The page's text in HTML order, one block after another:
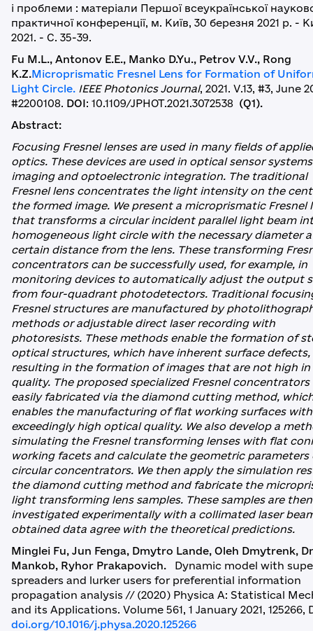
і проблеми : матеріали Першої всеукраїнської
практичної конференції, м. Київ, 30 березня 2021 р. -
2021. - C. 35-39.
Fu M.L., Antonov E.E., Manko D.Yu., Petrov V.V., Rong
K.Z.Microprismatic Fresnel Lens for Formation of
Light Circle. IEEE Photonics Journal, 2021. V.13, #3, June
#2200108. DOI: 10.1109/JPHOT.2021.3072538 (Q1).
Abstract:
Focusing Fresnel lenses are used in many fields of
optics. These devices are used in optical sensor
imaging and optoelectronic integration. The traditional
Fresnel lens concentrates the light intensity on the
the formed image. We present a microprismatic Fresnel
that transforms a circular incident parallel light beam
homogeneous light circle with the necessary diameter
certain distance from the lens. These transforming
concentrators can be successfully used, for example, in
monitoring devices to automatically adjust the output
from four-quadrant photodetectors. Traditional
Fresnel structures are manufactured by
methods or adjustable direct laser recording with
photoresists. These methods enable the formation of
optical structures, which have inherent surface defects,
resulting in the formation of images that are not high in
quality. The proposed specialized Fresnel concentrators
easily fabricated via the diamond cutting method,
enables the manufacturing of flat working surfaces with
exceedingly high optical quality. We also develop a
simulating the Fresnel transforming lenses with flat
working facets and calculate the geometric parameters
circular concentrators. We then apply the simulation
the diamond cutting method and fabricate the
light transforming lens samples. These samples are then
investigated experimentally with a collimated laser
obtained data agree with the theoretical predictions.
Minglei Fu, Jun Fenga, Dmytro Lande, Oleh Dmytrenk,
Mankob, Ryhor Prakapovich.
Dynamic model with
spreaders and lurker users for preferential information
propagation analysis // (2020) Physica A: Statistical
and its Applications. Volume 561, 1 January 2021, 125266,
doi.org/10.1016/j.physa.2020.125266